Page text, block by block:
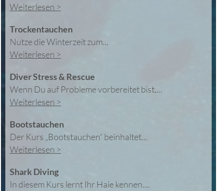
Weiterlesen >
Trockentauchen
Nutze die Winterzeit zum...
Weiterlesen >
Diver Stress & Rescue
Wenn Du auf Probleme vorbereitet bist,...
Weiterlesen >
Bootstauchen
Der Kurs „Bootstauchen“ beinhaltet...
Weiterlesen >
Shark Diving
In diesem Kurs lernt Ihr Haie kennen....